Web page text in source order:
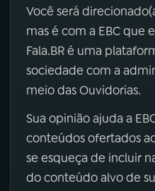
Você será
mas é com a EBC que
Fala.BR é uma
sociedade com a
meio das Ouvidorias.
Sua opinião ajuda a
conteúdos ofertados
se esqueça de incluir
do conteúdo alvo de